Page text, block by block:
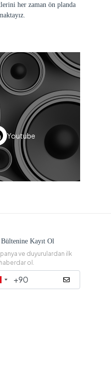
her zaman ön planda
Youtube
Bültenine Kayıt Ol
ve duyurulardan ilk
ol.